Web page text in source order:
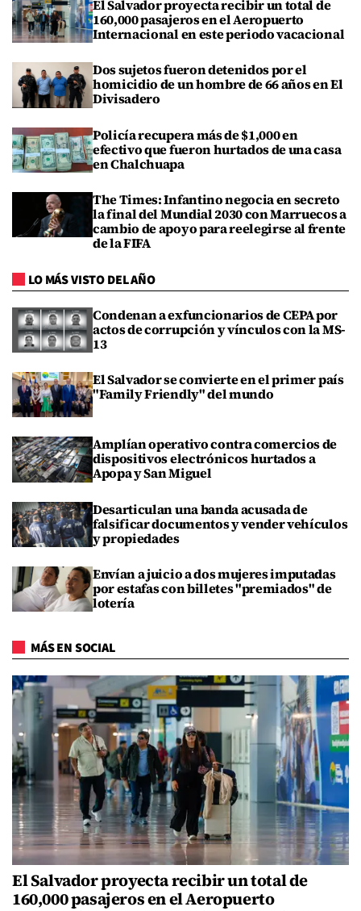
El Salvador proyecta recibir un total de
160,000 pasajeros en el Aeropuerto
Internacional en este periodo vacacional
Dos sujetos fueron detenidos por el
homicidio de un hombre de 66 años en El
Divisadero
Policía recupera más de $1,000 en
efectivo que fueron hurtados de una casa
en Chalchuapa
The Times: Infantino negocia en secreto
la final del Mundial 2030 con Marruecos a
cambio de apoyo para reelegirse al frente
de la FIFA
LO MÁS VISTO DEL AÑO
Condenan a exfuncionarios de CEPA por
actos de corrupción y vínculos con la MS-
13
El Salvador se convierte en el primer país
"Family Friendly" del mundo
Amplían operativo contra comercios de
dispositivos electrónicos hurtados a
Apopa y San Miguel
Desarticulan una banda acusada de
falsificar documentos y vender vehículos
y propiedades
Envían a juicio a dos mujeres imputadas
por estafas con billetes "premiados" de
lotería
MÁS EN SOCIAL
El Salvador proyecta recibir un total de
160,000 pasajeros en el Aeropuerto